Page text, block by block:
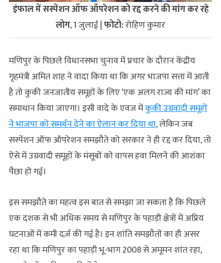
इंफाल में सस्पेंशन ऑफ ऑपरेशन को रद्द करने की मांग कर रहे
लोग, 1 जुलाई |फोटो:रोहिण कुमार
मणिपुर के पिछले विधानसभा चुनाव में प्रचार के दौरान केंद्रीय
गृहमंत्री अमित शाह ने वादा किया था कि अगर भाजपा सत्ता में आती
है तो कुकी जनजातीय समूहों के लिए ‘एक अलग राज्य की मांग’ का
समाधान किया जाएगा। इसी वादे के एवज मेंकुकी उग्रवादी समूहों
ने भाजपा को समर्थन देने का ऐलान कर दिया था, लेकिन जब
सस्पेंशन ऑफ ऑपरेशन समझौते को सरकार ने ही रद्द कर दिया, तो
ऐसे में उग्रवादी समूहों के मंसूबों को वापस हवा मिलने की आशंका
पैछा हो गई।
इस समझौते का महत्‍व इस बात से समझा जा सकता है कि पिछले
एक दशक से भी अधिक समय से मणिपुर के पहाड़ी क्षेत्रों में अप्रिय
घटनाओं में कमी दर्ज़ की गई है। इन शांति समझौतों का ही असर
रहा था कि मणिपुर का पहाड़ी भू-भाग 2008 से अमूमन शांत रहा,